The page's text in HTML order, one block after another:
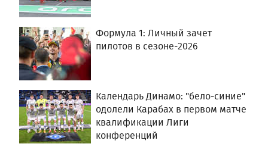
Формула 1: Личный зачет
пилотов в сезоне-2026
Календарь Динамо: "бело-синие"
одолели Карабах в первом матче
квалификации Лиги
конференций